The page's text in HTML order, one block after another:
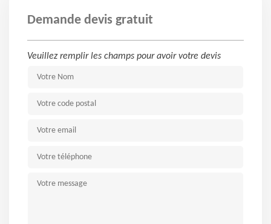
Demande devis gratuit
Veuillez remplir les champs pour avoir votre devis